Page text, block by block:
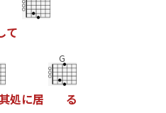
て
其処に居
G
る